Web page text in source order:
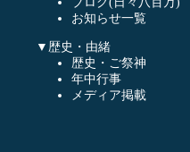
お知らせ一覧
▼歴史・由緒
歴史・ご祭神
年中行事
メディア掲載